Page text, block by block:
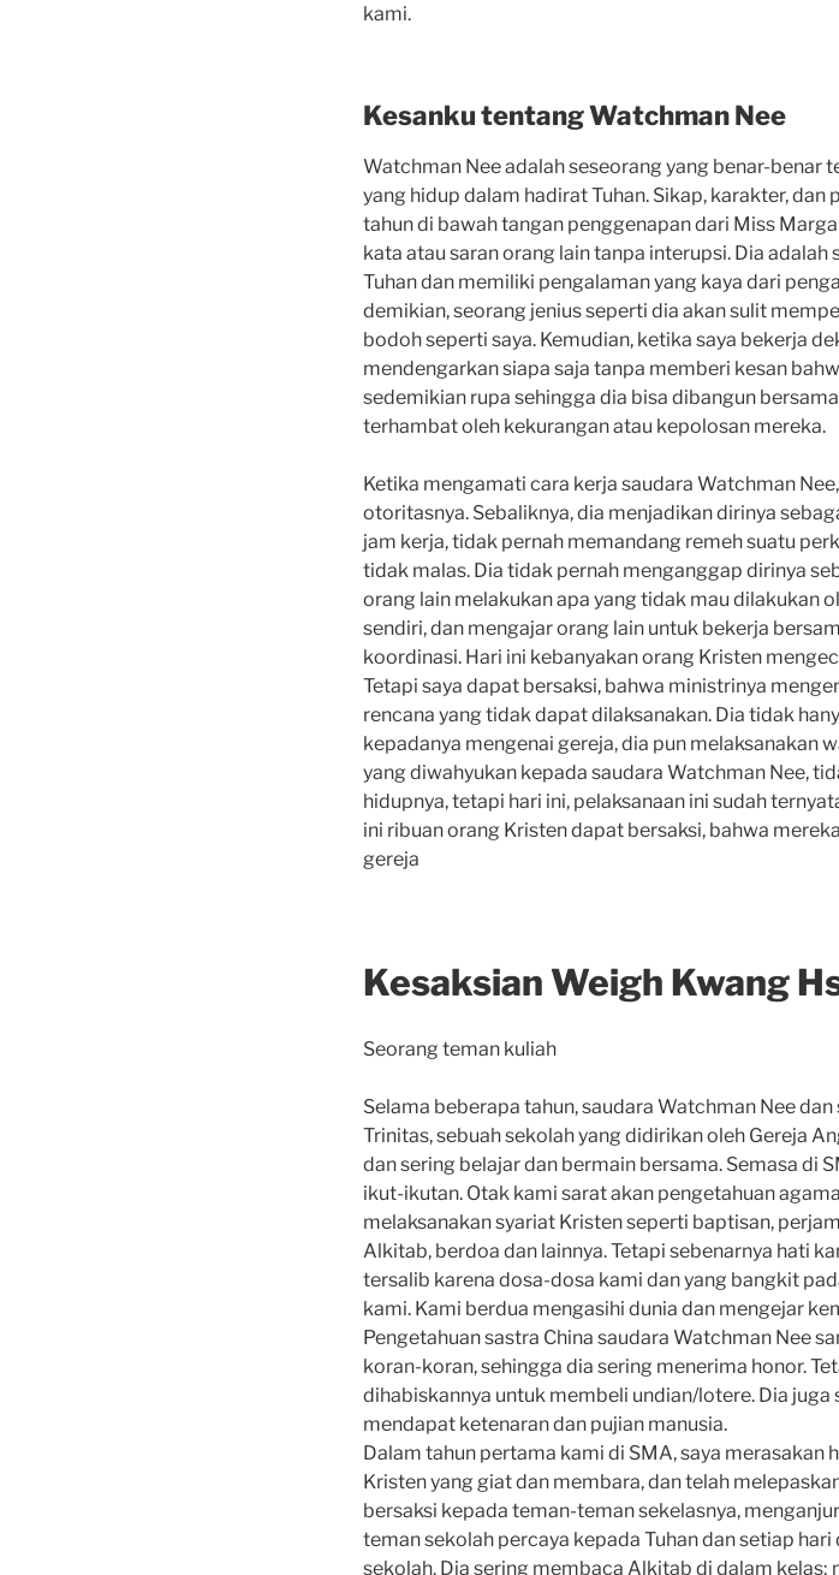
kami.
Kesanku tentang Watchman Nee
Watchman Nee adalah seseorang yang benar-benar
yang hidup dalam hadirat Tuhan. Sikap, karakter,
tahun di bawah tangan penggenapan dari Miss
kata atau saran orang lain tanpa interupsi. Dia
Tuhan dan memiliki pengalaman yang kaya dari
demikian, seorang jenius seperti dia akan sulit
bodoh seperti saya. Kemudian, ketika saya bekerja
mendengarkan siapa saja tanpa memberi kesan
sedemikian rupa sehingga dia bisa dibangun
terhambat oleh kekurangan atau kepolosan mereka.
Ketika mengamati cara kerja saudara Watchman
otoritasnya. Sebaliknya, dia menjadikan dirinya
jam kerja, tidak pernah memandang remeh suatu
tidak malas. Dia tidak pernah menganggap dirinya
orang lain melakukan apa yang tidak mau dilakukan
sendiri, dan mengajar orang lain un­tuk bekerja
koordinasi. Hari ini kebanyakan orang Kristen
Tetapi saya da­pat bersaksi, bahwa ministrinya
rencana yang tidak dapat dilaksanakan. Dia tidak
kepadanya mengenai gereja, dia pun melaksanakan
yang diwahyukan kepada saudara Watchman Nee,
hidupnya, tetapi hari ini, pelaksanaan ini sudah
ini ribuan orang Kristen dapat bersaksi, bahwa
gereja
Kesaksian Weigh Kwang
Seorang teman kuliah
Selama beberapa tahun, saudara Watchman Nee
Trinitas, sebuah sekolah yang didirikan oleh Gereja
dan sering belajar dan bermain bersama. Semasa di
ikut-ikutan. Otak kami sarat akan pengetahuan
melaksanakan syariat Kristen seperti baptisan,
Alkitab, berdoa dan lainnya. Tetapi sebenar­nya hati
tersalib karena dosa-dosa kami dan yang bangkit
kami. Ka­mi berdua mengasihi dunia dan mengejar
Pengetahuan sastra China saudara Watchman Nee
koran­-koran, sehingga dia sering menerima honor.
dihabiskannya un­tuk membeli undian/lotere. Dia
mendapat ketenaran dan pujian manusia.
Dalam tahun pertama kami di SMA, saya
Kristen yang giat dan membara, dan telah
bersaksi ke­pada teman-teman sekelasnya,
teman sekolah per­caya kepada Tuhan dan setiap
sekolah. Dia sering membaca Alkitab di dalam